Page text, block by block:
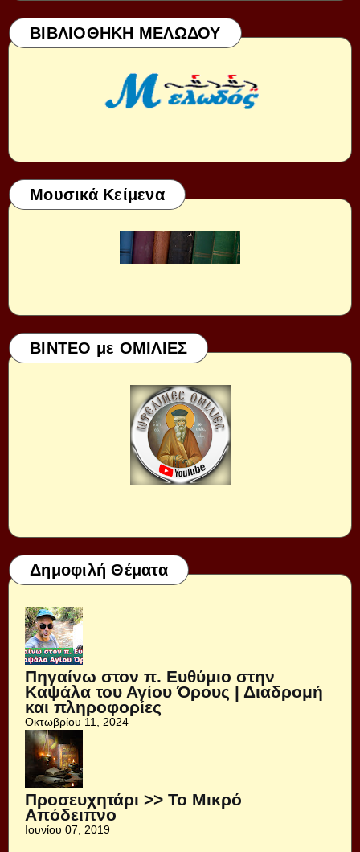
ΒΙΒΛΙΟΘΗΚΗ ΜΕΛΩΔΟΥ
Μουσικά Κείμενα
ΒΙΝΤΕΟ με ΟΜΙΛΙΕΣ
Δημοφιλή Θέματα
Πηγαίνω στον π. Ευθύμιο στην
Καψάλα του Αγίου Όρους | Διαδρομή
και πληροφορίες
Οκτωβρίου 11, 2024
Προσευχητάρι >> Το Μικρό
Απόδειπνο
Ιουνίου 07, 2019